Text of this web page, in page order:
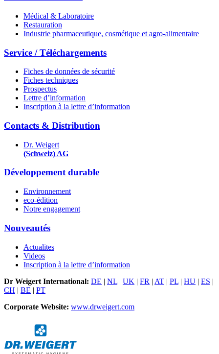
Médical & Laboratoire
Restauration
Industrie pharmaceutique, cosmétique et agro-alimentaire
Service / Téléchargements
Fiches de données de sécurité
Fiches techniques
Prospectus
Lettre d’information
Inscription à la lettre d’information
Contacts & Distribution
Dr. Weigert
(Schweiz) AG
Développement durable
Environnement
eco-édition
Notre engagement
Nouveautés
Actualites
Videos
Inscription à la lettre d’information
Dr Weigert International: DE | NL | UK | FR | AT | PL | HU | ES |
CH | BE | PT
Corporate Website: www.drweigert.com